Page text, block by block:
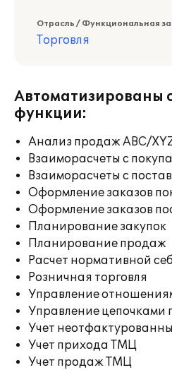
Отрасль / Функциональная
Торговля
Автоматизированы
функции:
Анализ продаж ABC/
Взаиморасчеты с
Взаиморасчеты с
Оформление заказов
Оформление заказов
Планирование закупок
Планирование продаж
Расчет нормативной
Розничная торговля
Управление
Управление цепочками
Учет
Учет прихода ТМЦ
Учет продаж ТМЦ